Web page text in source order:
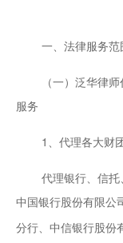
一、法律服务范
（一）泛华律
服务
1、代理各大财
代理银行、信
中国银行股份有限公
分行、中信银行股份